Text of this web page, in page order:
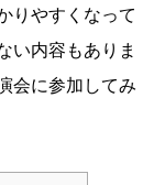
りやすくなって
い内容もありま
会に参加してみ